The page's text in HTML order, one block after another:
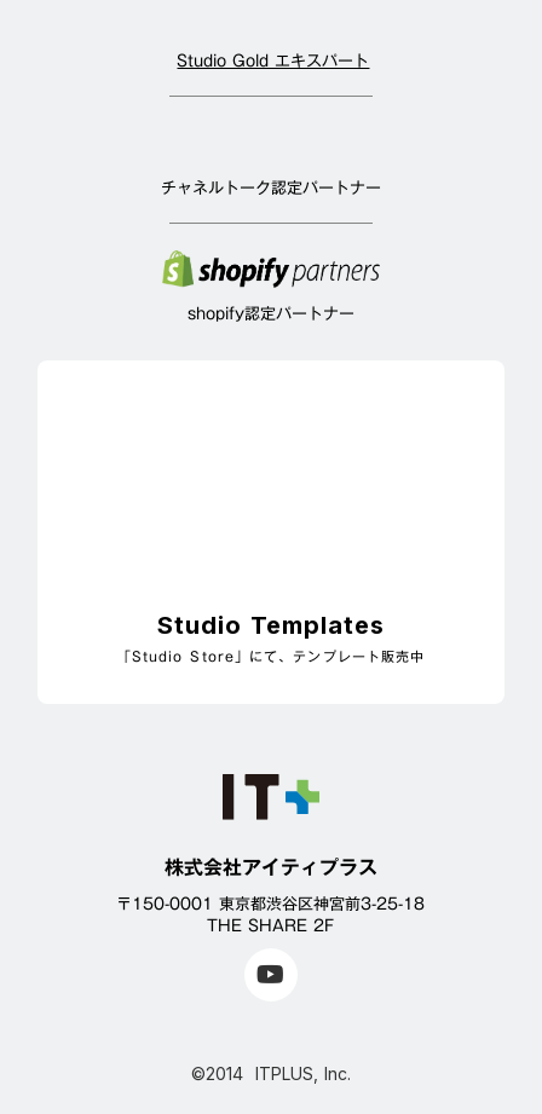
株式会社アイティプラス
〒150-0001 東京都渋谷区神宮前3-25-18
THE SHARE 2F
Studio Gold エキスパート
チャネルトーク認定パートナー
shopify認定パートナー
Studio Templates
「Studio Store」にて、テンプレート販売中
©2014 ITPLUS, Inc.